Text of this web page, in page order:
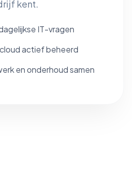
kent.
IT-vragen
actief beheerd
en onderhoud samen